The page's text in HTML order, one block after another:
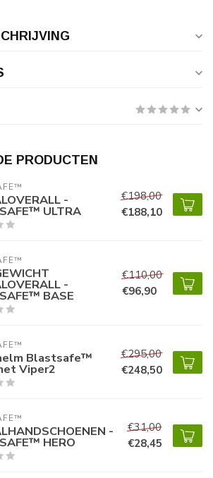
PRODUCTEN
-
ULTRA
€198,00
€188,10
-
BASE
€110,00
€96,90
Blastsafe™
Viper2
€295,00
€248,50
-
HERO
€31,00
€28,45